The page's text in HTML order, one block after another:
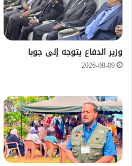
وزير الدفاع يتوجه إلى جوبا
2026-08-09